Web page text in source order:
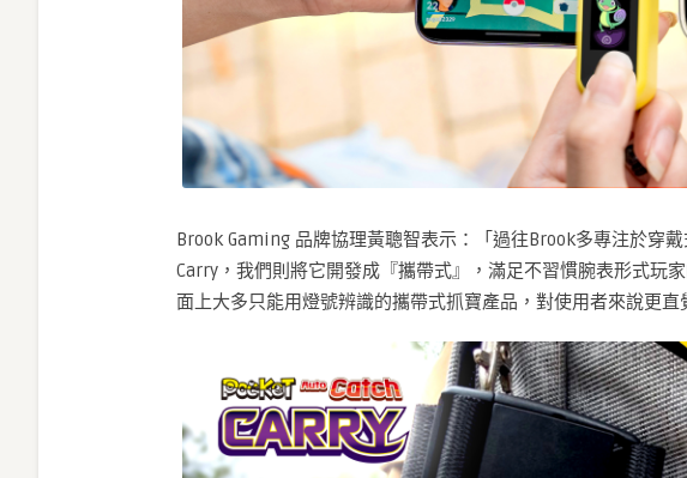
Brook Gaming 品牌協理黃聰智表示：「過往Brook多專注於穿
Carry，我們則將它開發成『攜帶式』，滿足不習慣腕表形式玩
面上大多只能用燈號辨識的攜帶式抓寶產品，對使用者來說更直